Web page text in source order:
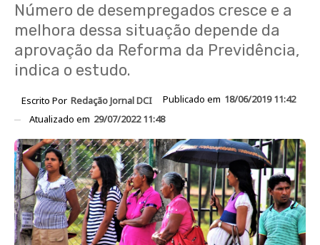
Número de desempregados cresce e a
melhora dessa situação depende da
aprovação da Reforma da Previdência,
indica o estudo.
Escrito Por Redação Jornal DCI Publicado em 18/06/2019 11:42
Atualizado em 29/07/2022 11:48